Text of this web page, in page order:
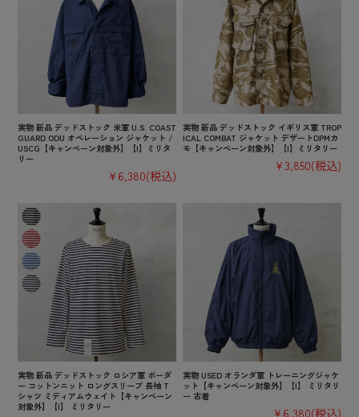
実物 新品 デッドストック 米軍 U.S. COAST
GUARD ODU オペレーション ジャケット /
USCG【キャンペーン対象外】【I】ミリタ
リー
¥6,380(税込)
実物 新品 デッドストック イギリス軍 TROP
ICAL COMBAT ジャケット デザートDPMカ
モ【キャンペーン対象外】【I】ミリタリー
¥3,850(税込)
実物 新品 デッドストック ロシア軍 ボーダ
ー コットンニット ロングスリーブ 長袖 T
シャツ ミディアムウェイト【キャンペーン
対象外】【I】 ミリタリー
実物 USED オランダ軍 トレーニングジャケ
ット【キャンペーン対象外】【I】 ミリタリ
ー 古着
¥6,380(税込)